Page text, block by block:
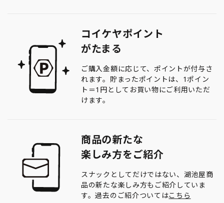
コイケヤポイント
がたまる
ご購入金額に応じて、ポイントが付与さ
れます。貯まったポイントは、1ポイン
ト＝1円としてお買い物にご利用いただ
けます。
商品の新たな
楽しみ方をご紹介
スナックとしてだけではない、湖池屋商
品の新たな楽しみ方もご紹介していま
す。過去のご紹介ついてはこちら